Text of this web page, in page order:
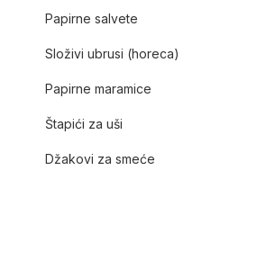
Papirne salvete
Složivi ubrusi (horeca)
Papirne maramice
Štapići za uši
Džakovi za smeće